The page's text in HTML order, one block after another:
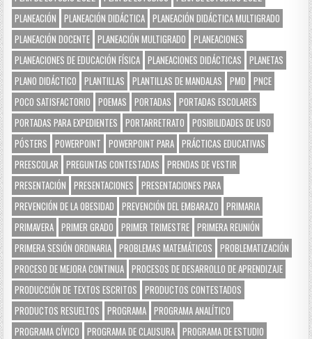
PLANEACIÓN
PLANEACIÓN DIDÁCTICA PLANEACIÓN DIDÁCTICA MULTIGRADO
PLANEACIÓN DOCENTE PLANEACIÓN MULTIGRADO
PLANEACIONES
PLANEACIONES DE EDUCACIÓN FÍSICA PLANEACIONES DIDÁCTICAS
PLANETAS
PLANO DIDÁCTICO
PLANTILLAS PLANTILLAS DE MANDALAS PMD
PNCE
POCO SATISFACTORIO
POEMAS PORTADAS
PORTADAS ESCOLARES
PORTADAS PARA EXPEDIENTES
PORTARRETRATO
POSIBILIDADES DE USO
PÓSTERS
POWERPOINT POWERPOINT PARA PRÁCTICAS EDUCATIVAS
PREESCOLAR
PREGUNTAS CONTESTADAS
PRENDAS DE VESTIR
PRESENTACIÓN
PRESENTACIONES
PRESENTACIONES PARA
PREVENCIÓN DE LA OBESIDAD
PREVENCIÓN DEL EMBARAZO
PRIMARIA
PRIMAVERA PRIMER GRADO PRIMER TRIMESTRE PRIMERA REUNIÓN
PRIMERA SESIÓN ORDINARIA PROBLEMAS MATEMÁTICOS
PROBLEMATIZACIÓN
PROCESO DE MEJORA CONTINUA PROCESOS DE DESARROLLO DE APRENDIZAJE
PRODUCCIÓN DE TEXTOS ESCRITOS
PRODUCTOS CONTESTADOS
PRODUCTOS RESUELTOS
PROGRAMA PROGRAMA ANALÍTICO
PROGRAMA CÍVICO
PROGRAMA DE CLAUSURA PROGRAMA DE ESTUDIO